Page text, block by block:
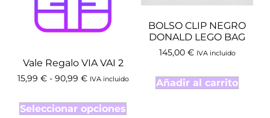
Vale Regalo VIA VAI 2
15,99 € - 90,99 € IVA incluido
Seleccionar opciones
BOLSO CLIP NEGRO
DONALD LEGO BAG
145,00 € IVA incluido
Añadir al carrito